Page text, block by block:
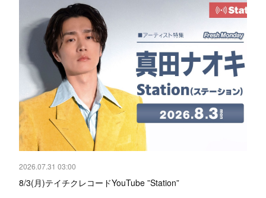
2026.07.31 03:00
8/3(月)テイチクレコードYouTube ”Station”